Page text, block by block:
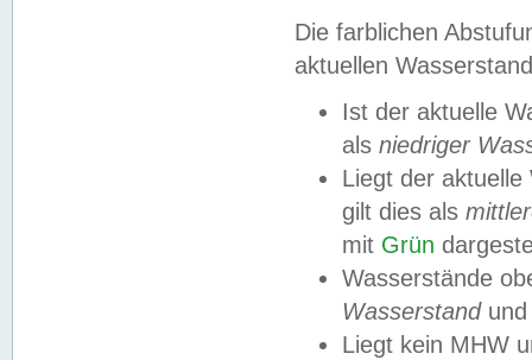
Die farblichen
aktuellen
Ist der aktuelle
als niedriger
Liegt der
gilt dies als
mit Grün
Wasserstände
Wasserstandund
Liegt kein MHW